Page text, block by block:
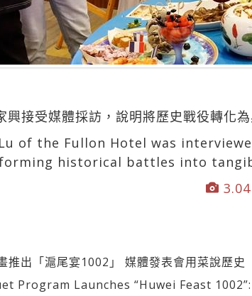
興接受媒體採訪，說明將歷史戰役轉化
of the Fullon Hotel was
historical battles into
推出「滬尾宴1002」 媒體發表會用菜說歷史
Program Launches “Huwei Feast